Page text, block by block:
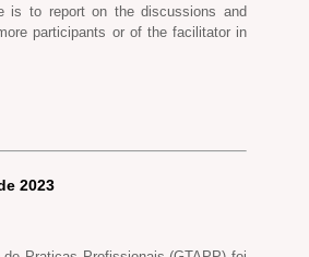
to report on the discussions and
participants or of the facilitator in
2023